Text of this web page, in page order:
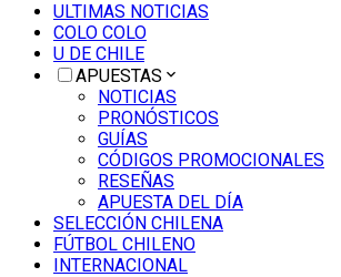
ULTIMAS NOTICIAS
COLO COLO
U DE CHILE
APUESTAS
NOTICIAS
PRONÓSTICOS
GUÍAS
CÓDIGOS PROMOCIONALES
RESEÑAS
APUESTA DEL DÍA
SELECCIÓN CHILENA
FÚTBOL CHILENO
INTERNACIONAL